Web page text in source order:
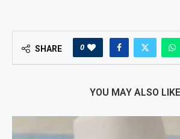
SHARE 0
YOU MAY ALSO LIKE